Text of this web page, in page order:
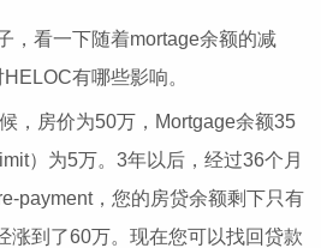
，看一下随着mortage余额的减
有哪些影响。
，房价为50万，Mortgage余额35
）为5万。3年以后，经过36个月
payment，您的房贷余额剩下只有
涨到了60万。现在您可以找回贷款